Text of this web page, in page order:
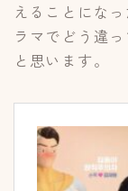
えることにな
ラマでどう違
と思います。